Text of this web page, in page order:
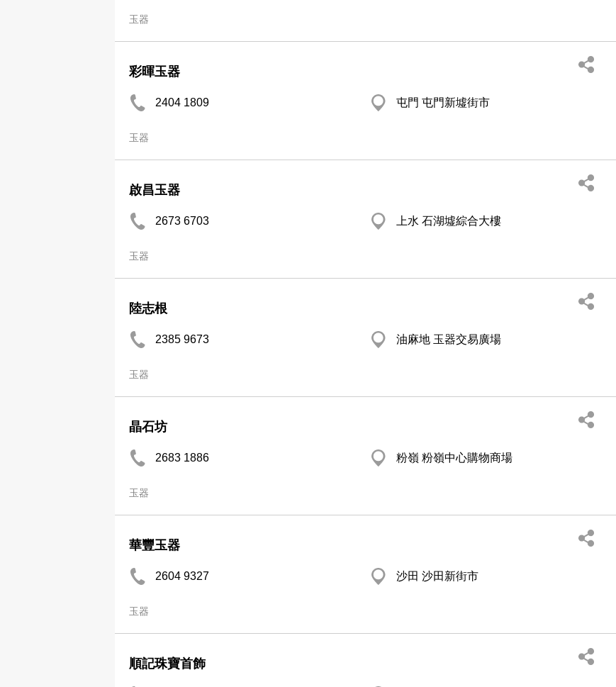
玉器
彩暉玉器
2404 1809 屯門 屯門新墟街市
玉器
啟昌玉器
2673 6703 上水 石湖墟綜合大樓
玉器
陸志根
2385 9673 油麻地 玉器交易廣場
玉器
晶石坊
2683 1886 粉嶺 粉嶺中心購物商場
玉器
華豐玉器
2604 9327 沙田 沙田新街市
玉器
順記珠寶首飾